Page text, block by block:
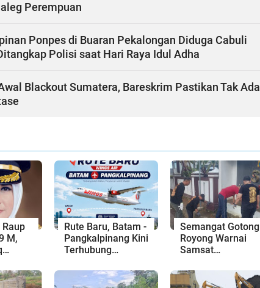
Perempuan
Ponpes di Buaran Pekalongan Diduga Cabuli
Polisi saat Hari Raya Idul Adha
Blackout Sumatera, Bareskrim Pastikan Tak Ada
Raup
M,
PT
Rute Baru, Batam -
Pangkalpinang Kini
Terhubung
Langsung
Semangat Gotong
Royong Warnai
Samsat
Wujudkan
Pelayanan Publik